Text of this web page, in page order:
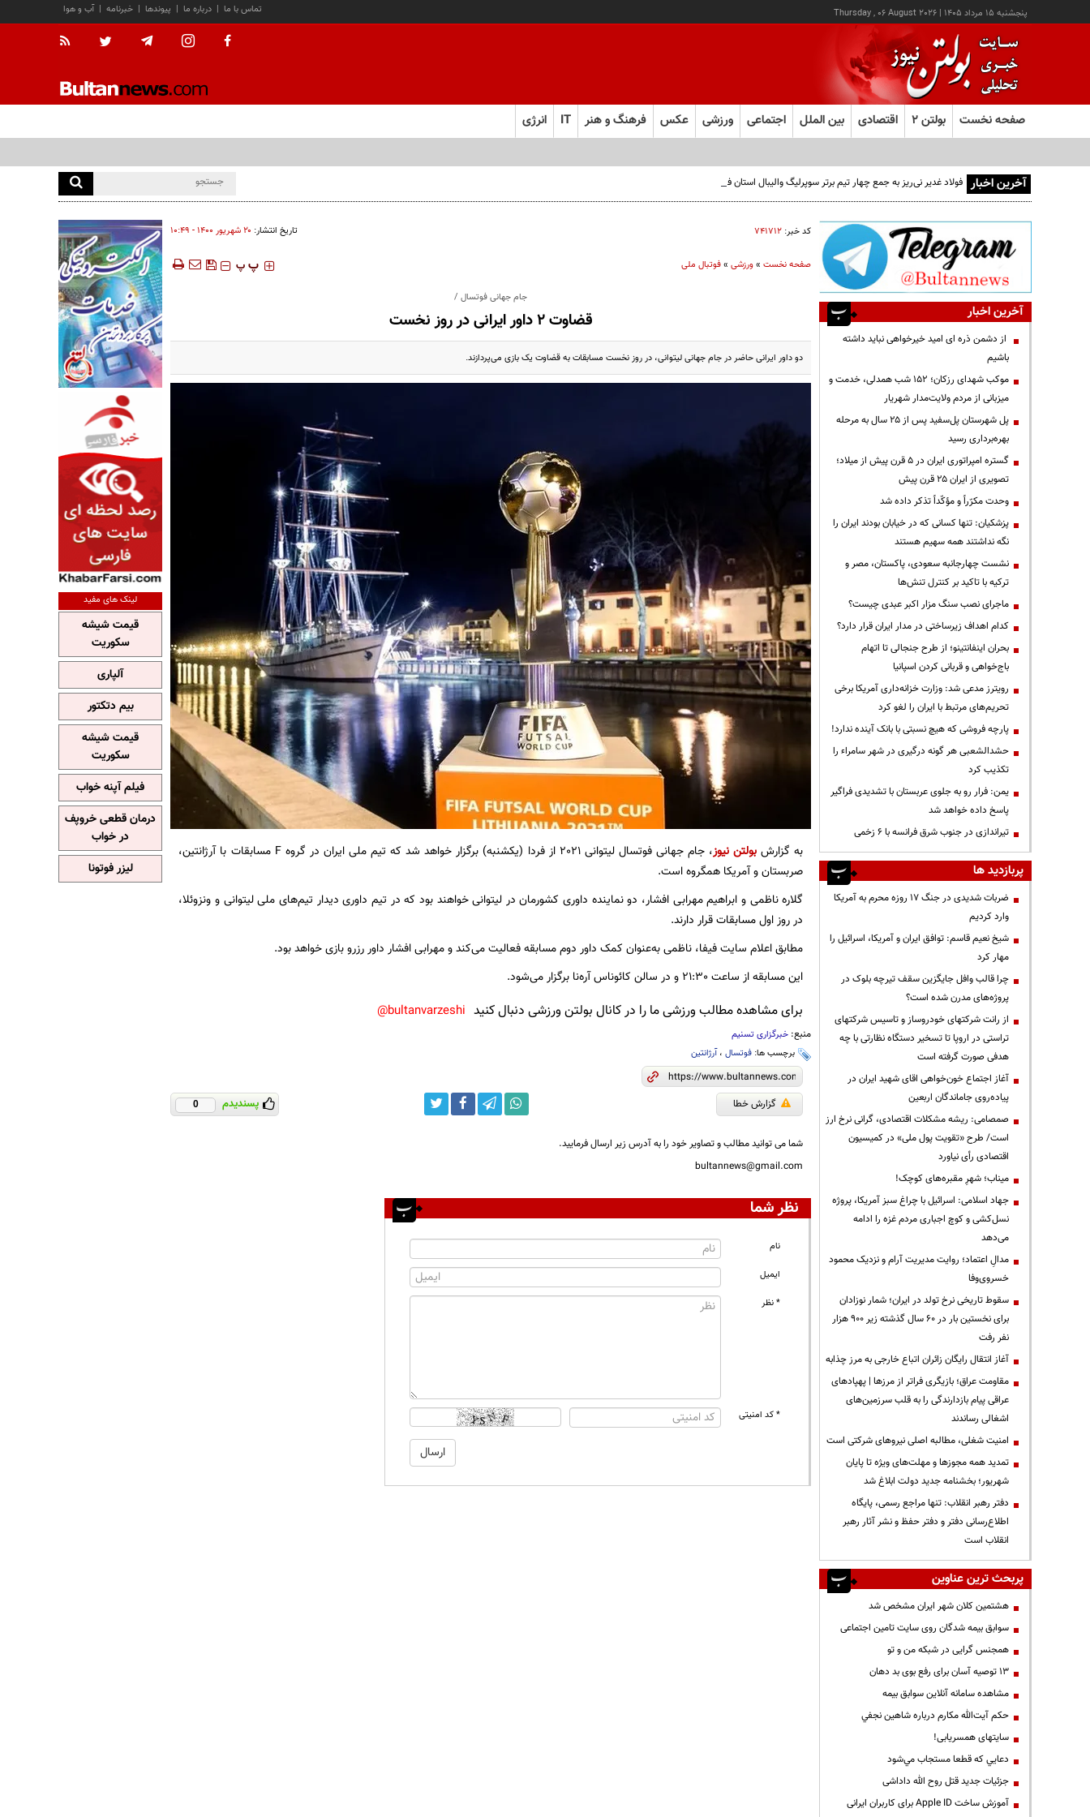
پنجشنبه ۱۵ مرداد ۱۴۰۵ |
Thursday , 06 August 2026 آب و هوا | خبرنامه | پیوندها | درباره ما | تماس با ما
صفحه نخست بولتن ۲ اقتصادی بین الملل اجتماعی ورزشی عکس فرهنگ و هنر IT انرژی
آخرین اخبار فولاد غدیر نی‌ریز به جمع چهار تیم برتر سوپرلیگ والیبال استان فارس صعود کرد
کد خبر: ۷۴۱۷۱۲ تاریخ انتشار: ۲۰ شهريور ۱۴۰۰ - ۱۰:۴۹
صفحه نخست»ورزشی»فوتبال ملی ‍‍‍ پ پ
جام جهانی فوتسال /
قضاوت ۲ داور ایرانی در روز نخست
دو داور ایرانی حاضر در جام جهانی لیتوانی، در روز نخست مسابقات به قضاوت یک بازی می‌پردازند.
به گزارش بولتن نیوز
، جام جهانی فوتسال لیتوانی 2021 از فردا (یکشنبه) برگزار خواهد شد که تیم ملی ایران در گروه F مسابقات با آرژانتین،
صربستان و آمریکا همگروه است.
گلاره ناظمی و ابراهیم مهرابی افشار، دو نماینده داوری کشورمان در لیتوانی خواهند بود که در تیم داوری دیدار تیم‌های ملی لیتوانی و ونزوئلا،
در روز اول مسابقات قرار دارند.
مطابق اعلام سایت فیفا، ناظمی به‌عنوان کمک داور دوم مسابقه فعالیت می‌کند و مهرابی افشار داور رزرو بازی خواهد بود.
این مسابقه از ساعت 21:30 و در سالن کائوناس آره‌نا برگزار می‌شود.
برای مشاهده مطالب ورزشی ما را در کانال بولتن ورزشی دنبال کنید bultanvarzeshi@
منبع: خبرگزاری تسنیم
برچسب ها: فوتسال،آرژانتین
گزارش خطا پسندیدم 0
شما می توانید مطالب و تصاویر خود را به آدرس زیر ارسال فرمایید.
bultannews@gmail.com
نظر شما
نام
ایمیل
* نظر
* کد امنیتی
آخرین اخبار
از دشمن ذره ای امید خیرخواهی نباید داشته
باشیم
موکب شهدای رزکان؛ ۱۵۲ شب همدلی، خدمت و
میزبانی از مردم ولایت‌مدار شهریار
پل شهرستان پل‌سفید پس از ۲۵ سال به مرحله
بهره‌برداری رسید
گستره امپراتوری ایران در ۵ قرن پیش از میلاد؛
تصویری از ایران ۲۵ قرن پیش
وحدت مکرّراً و مؤکّداً تذکر داده شد
پزشکیان: تنها کسانی که در خیابان بودند ایران را
نگه نداشتند همه سهیم هستند
نشست چهارجانبه سعودی، پاکستان، مصر و
ترکیه با تاکید بر کنترل تنش‌ها
ماجرای نصب سنگ مزار اکبر عبدی چیست؟
کدام اهداف زیرساختی در مدار ایران قرار دارد؟
بحران اینفانتینو؛ از طرح جنجالی تا اتهام
باج‌خواهی و قربانی کردن اسپانیا
رویترز مدعی شد: وزارت خزانه‌داری آمریکا برخی
تحریم‌های مرتبط با ایران را لغو کرد
پارچه فروشی که هیچ نسبتی با بانک آینده ندارد!
حشدالشعبی هر گونه درگیری در شهر سامراء را
تکذیب کرد
یمن: فرار رو به جلوی عربستان با تشدیدی فراگیر
پاسخ داده خواهد شد
تیراندازی در جنوب شرق فرانسه با ۶ زخمی
پربازدید ها
ضربات شدیدی در جنگ ۱۷ روزه محرم به آمریکا
وارد کردیم
شیخ نعیم قاسم: توافق ایران و آمریکا، اسرائیل را
مهار کرد
چرا قالب وافل جایگزین سقف تیرچه بلوک در
پروژه‌های مدرن شده است؟
از رانت‌ شرکتهای خودروساز و تاسیس شرکتهای
تراستی در اروپا تا تسخیر دستگاه نظارتی با چه
هدفی صورت گرفته است
آغاز اجتماع خون‌خواهی اقای شهید ایران در
پیاده‌روی جاماندگان اربعین
صمصامی: ریشه مشکلات اقتصادی، گرانی نرخ ارز
است/ طرح «تقویت پول ملی» در کمیسیون
اقتصادی رأی نیاورد
میناب؛ شهرِ مقبره‌های کوچک!
جهاد اسلامی: اسرائیل با چراغ سبز آمریکا، پروژه
نسل‌کشی و کوچ اجباری مردم غزه را ادامه
می‌دهد
مدالِ اعتماد؛ روایت مدیریت آرام و نزدیک محمود
خسروی‌وفا
سقوط تاریخی نرخ تولد در ایران؛ شمار نوزادان
برای نخستین بار در ۶۰ سال گذشته زیر ۹۰۰ هزار
نفر رفت
آغاز انتقال رایگان زائران اتباع خارجی به مرز چذابه
مقاومت عراق؛ بازیگری فراتر از مرزها | پهپادهای
عراقی پیام بازدارندگی را به قلب سرزمین‌های
اشغالی رساندند
‌امنیت شغلی، مطالبه اصلی نیروهای شرکتی است
تمدید همه مجوزها و مهلت‌های ویژه تا پایان
شهریور؛ بخشنامه جدید دولت ابلاغ شد
دفتر رهبر انقلاب: تنها مراجع رسمی، پایگاه
اطلاع‌رسانی دفتر و دفتر حفظ و نشر آثار رهبر
انقلاب است
پربحث ترین عناوین
هشتمین کلان شهر ایران مشخص شد
سوابق بیمه شدگان روی سایت تامین اجتماعی
همجنس گرایی در شبکه من و تو
13 توصیه آسان برای رفع بوی بد دهان
مشاهده سامانه آنلاين سوابق بیمه
حكم آيت‌الله مكارم درباره شاهين نجفي
سایتهای همسریابی!
دعايي كه قطعا مستجاب مي‌شود
جزئیات جدید قتل روح الله داداشی
آموزش ساخت Apple ID برای کاربران ایرانی
لینک های مفید
قیمت شیشه
سکوریت
آلپاری
بیم دتکتور
قیمت شیشه
سکوریت
فیلم آپنه خواب
درمان قطعی خروپف
در خواب
لیزر فوتونا